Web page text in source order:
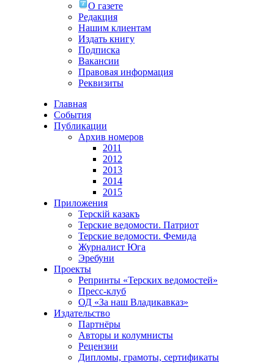
О газете
Редакция
Нашим клиентам
Издать книгу
Подписка
Вакансии
Правовая информация
Реквизиты
Главная
События
Публикации
Архив номеров
2011
2012
2013
2014
2015
Приложения
Терскiй казакъ
Терские ведомости. Патриот
Терские ведомости. Фемида
Журналист Юга
Эребуни
Проекты
Репринты «Терских ведомостей»
Пресс-клуб
ОД «За наш Владикавказ»
Издательство
Партнёры
Авторы и колумнисты
Рецензии
Дипломы, грамоты, сертификаты